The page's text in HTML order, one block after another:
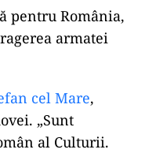
pentru România,
armatei
cel Mare,
„Sunt
al Culturii.